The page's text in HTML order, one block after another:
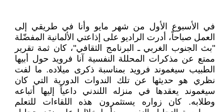
في الأسبوع الأول من شهر مايو وأنا في طريقي إلى
العمل صباحاً، أدرت الراديو على إذاعتي الألمانية المفضّلة
"بث الجنوب الغربي ـ البرنامج الثقافي"، كان ثمة تقرير
ممتع عن مذكرات المحللة النفسية آنا فرويد حول أبيها
الطبيب سيغموند فرويد بمناسبة ذكرى ميلاده. ما لفت
نظري هو حديثها عن تلك الندوات الدورية التي كان
سيغموند يعقدها في منزله اللندني داعياً إليها أتباعه
وطلابه. كان زواره يستثمرون هذه اللقاءات للتعلم